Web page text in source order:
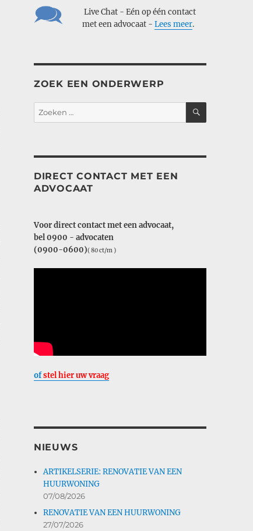
Live Chat - Eén op één contact
met een advocaat - Lees meer.
ZOEK EEN ONDERWERP
Zoeken
naar:
ZOEKEN
DIRECT CONTACT MET EEN
ADVOCAAT
Voor direct contact met een advocaat,
bel 0900 - advocaten
(0900-0600)( 80 ct/m )
ofstel hier uw vraag
NIEUWS
ARTIKELSERIE: RENOVATIE VAN EEN
HUURWONING
07/08/2026
RENOVATIE VAN EEN HUURWONING
27/07/2026